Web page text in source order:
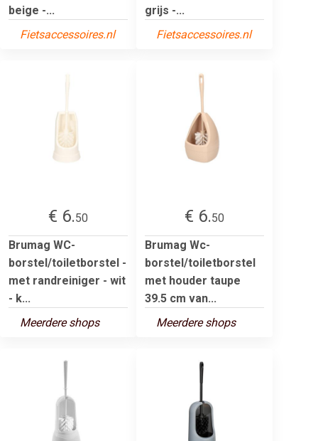
beige -...
Fietsaccessoires.nl
grijs -...
Fietsaccessoires.nl
€ 6.50
Brumag WC-
borstel/toiletborstel -
met randreiniger - wit
- k...
Meerdere shops
€ 6.50
Brumag Wc-
borstel/toiletborstel
met houder taupe
39.5 cm van...
Meerdere shops